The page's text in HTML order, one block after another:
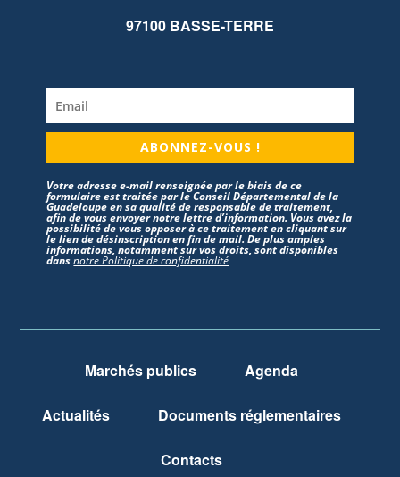
97100 BASSE-TERRE
ABONNEZ-VOUS !
Votre adresse e-mail renseignée par le biais de ce
formulaire est traitée par le Conseil Départemental de la
Guadeloupe en sa qualité de responsable de traitement,
afin de vous envoyer notre lettre d’information. Vous avez la
possibilité de vous opposer à ce traitement en cliquant sur
le lien de désinscription en fin de mail. De plus amples
informations, notamment sur vos droits, sont disponibles
dansnotre Politique de confidentialité
Marchés publics Agenda
Actualités Documents réglementaires
Contacts